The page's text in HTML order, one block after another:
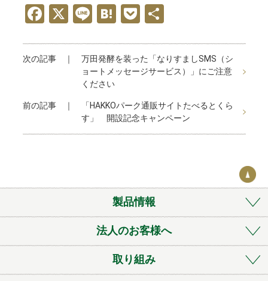
F
a
ce
b
o
X Li
n
e
H
at
e
n
P
o
ck
et
共
次の記事 ｜ 万田発酵を装った「なりすましSMS（シ
ョートメッセージサービス）」にご注意
ください
前の記事 ｜
「HAKKOパーク通販サイトたべるとくら
す」 開設記念キャンペーン
製品情報
法人のお客様へ
取り組み